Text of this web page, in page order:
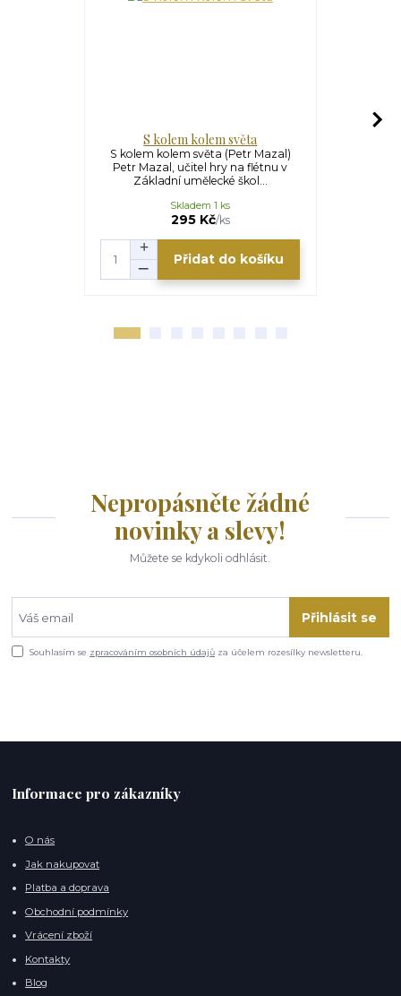
S kolem kolem světa
S kolem kolem světa (Petr Mazal)
Petr Mazal, učitel hry na flétnu v
Základní umělecké škol...
295 Kč/ks
Skladem 1 ks
Přidat do košíku
Nepropásněte žádné
novinky a slevy!
Můžete se kdykoli odhlásit.
Přihlásit se
Souhlasím se zpracováním osobních údajů za účelem rozesílky newsletteru.
Informace pro zákazníky
O nás
Jak nakupovat
Platba a doprava
Obchodní podmínky
Vrácení zboží
Kontakty
Blog